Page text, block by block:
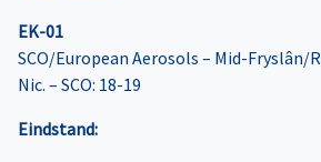
EK-01
SCO/European Aerosols – Mid-Fryslân/
Nic. – SCO: 18-19
Eindstand: